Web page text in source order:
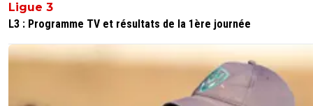
Ligue 3
L3 : Programme TV et résultats de la 1ère journée